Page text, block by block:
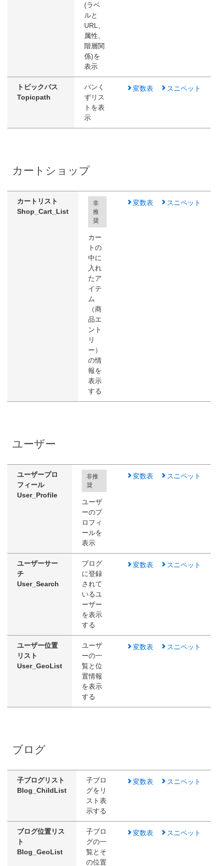
(ラベ
ルと
URL、
属性、
階層関
係)を
表示
トピックパス
Topicpath
パンく
ずリス
トを表
示
変数表 スニペット
カートショップ
カートリスト
Shop_Cart_List
非
推
奨
カー
トの
中に
入れ
たア
イテ
ム
（商
品エ
ント
リ
ー）
の情
報を
表示
する
変数表 スニペット
ユーザー
ユーザープロ
フィール
User_Profile
非推
奨
ユーザ
ーのプ
ロフィ
ールを
表示
変数表 スニペット
ユーザーサー
チ
User_Search
ブログ
に登録
されて
いるユ
ーザー
を表示
する
変数表 スニペット
ユーザー位置
リスト
User_GeoList
ユーザ
ーの一
覧と位
置情報
を表示
する
変数表 スニペット
ブログ
子ブログリスト
Blog_ChildList
子ブロ
グをリ
スト表
示する
変数表 スニペット
ブログ位置リス
ト
Blog_GeoList
子ブロ
グの一
覧とそ
の位置
変数表 スニペット